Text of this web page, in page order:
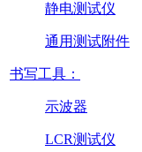
静电测试仪
通用测试附件
书写工具：
示波器
LCR测试仪